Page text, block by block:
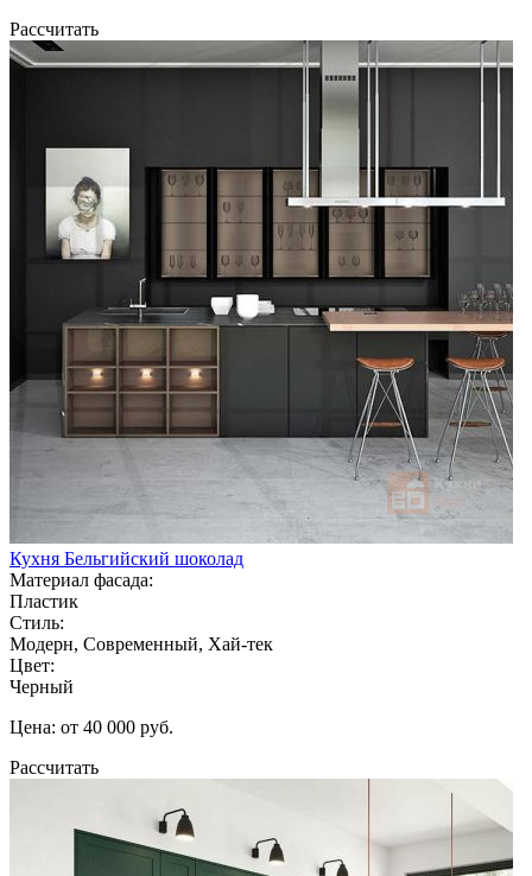
Рассчитать
Кухня Бельгийский шоколад
Материал фасада:
Пластик
Стиль:
Модерн, Современный, Хай-тек
Цвет:
Черный
Цена: от 40 000 руб.
Рассчитать